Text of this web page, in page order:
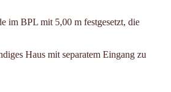
im BPL mit 5,00 m festgesetzt, die
Haus mit separatem Eingang zu